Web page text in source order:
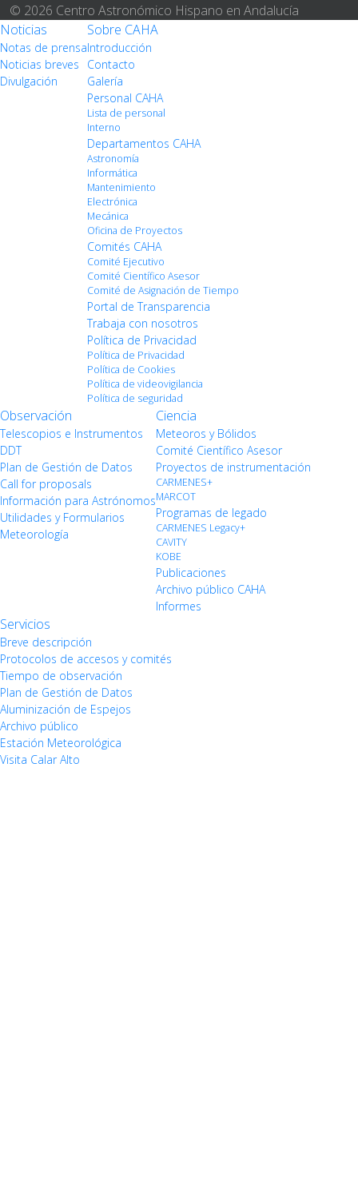
© 2026 Centro Astronómico Hispano en Andalucía
Noticias
Notas de prensa
Noticias breves
Divulgación
Sobre CAHA
Introducción
Contacto
Galería
Personal CAHA
Lista de personal
Interno
Departamentos CAHA
Astronomía
Informática
Mantenimiento
Electrónica
Mecánica
Oficina de Proyectos
Comités CAHA
Comité Ejecutivo
Comité Científico Asesor
Comité de Asignación de Tiempo
Portal de Transparencia
Trabaja con nosotros
Política de Privacidad
Política de Privacidad
Política de Cookies
Política de videovigilancia
Política de seguridad
Observación
Telescopios e Instrumentos
DDT
Plan de Gestión de Datos
Call for proposals
Información para Astrónomos
Utilidades y Formularios
Meteorología
Ciencia
Meteoros y Bólidos
Comité Científico Asesor
Proyectos de instrumentación
CARMENES+
MARCOT
Programas de legado
CARMENES Legacy+
CAVITY
KOBE
Publicaciones
Archivo público CAHA
Informes
Servicios
Breve descripción
Protocolos de accesos y comités
Tiempo de observación
Plan de Gestión de Datos
Aluminización de Espejos
Archivo público
Estación Meteorológica
Visita Calar Alto